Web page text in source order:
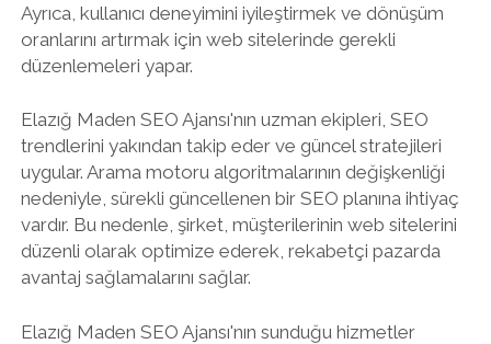
Ayrıca, kullanıcı deneyimini iyileştirmek ve dönüşüm
oranlarını artırmak için web sitelerinde gerekli
düzenlemeleri yapar.
Elazığ Maden SEO Ajansı'nın uzman ekipleri, SEO
trendlerini yakından takip eder ve güncel stratejileri
uygular. Arama motoru algoritmalarının değişkenliği
nedeniyle, sürekli güncellenen bir SEO planına ihtiyaç
vardır. Bu nedenle, şirket, müşterilerinin web sitelerini
düzenli olarak optimize ederek, rekabetçi pazarda
avantaj sağlamalarını sağlar.
Elazığ Maden SEO Ajansı'nın sunduğu hizmetler